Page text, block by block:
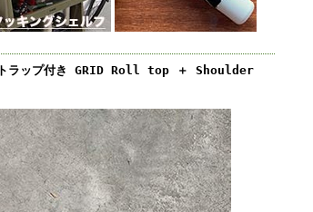
トラップ付き GRID Roll top ＋ Shoulder